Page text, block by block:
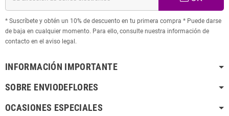
* Suscríbete y obtén un 10% de descuento en tu primera compra * Puede darse
de baja en cualquier momento. Para ello, consulte nuestra información de
contacto en el aviso legal.
INFORMACIÓN IMPORTANTE
SOBRE ENVIODEFLORES
OCASIONES ESPECIALES